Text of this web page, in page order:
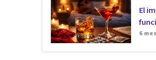
Siempre he destacado en el
profesional.
El
6